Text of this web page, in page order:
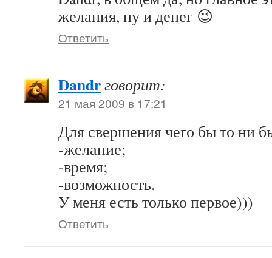
желания, ну и денег 😉
Ответить
Dandrговорит:
21 мая 2009 в 17:21
Для свершения чего бы то ни
-желание;
-время;
-возможность.
У меня есть только первое)))
Ответить